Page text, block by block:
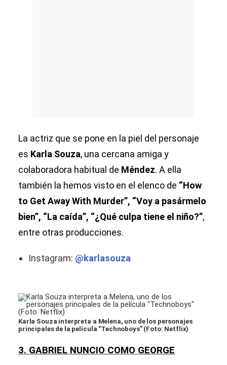
La actriz que se pone en la piel del personaje
es Karla Souza, una cercana amiga y
colaboradora habitual de Méndez. A ella
también la hemos visto en el elenco de “How
to Get Away With Murder”, “Voy a pasármelo
bien”, “La caída”, “¿Qué culpa tiene el niño?”,
entre otras producciones.
Instagram: @karlasouza
Karla Souza interpreta a Melena, uno de los personajes
principales de la película "Technoboys" (Foto: Netflix)
3. GABRIEL NUNCIO COMO GEORGE